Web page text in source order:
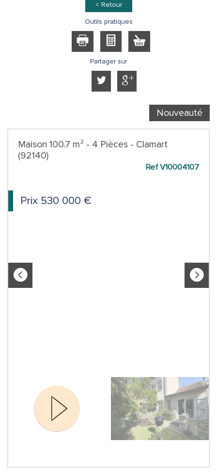
< Retour
Outils pratiques
Partager sur
Nouveauté
Maison 100.7 m² - 4 Pièces - Clamart
(92140)
Ref V10004107
Prix 530 000 €